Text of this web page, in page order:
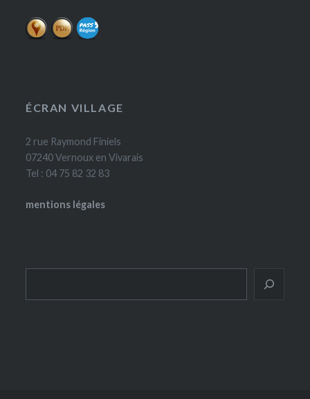
ÉCRAN VILLAGE
2 rue Raymond Finiels
07240 Vernoux en Vivarais
Tel : 04 75 82 32 83
mentions légales